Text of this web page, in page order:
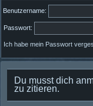
Benutzername:
Passwort:
Ich habe mein Passwort
Du musst dich
zu zitieren.